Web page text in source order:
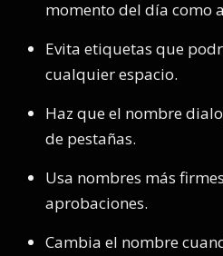
momento del día como
Evita etiquetas que
cualquier espacio.
Haz que el nombre
de pestañas.
Usa nombres más
aprobaciones.
Cambia el nombre